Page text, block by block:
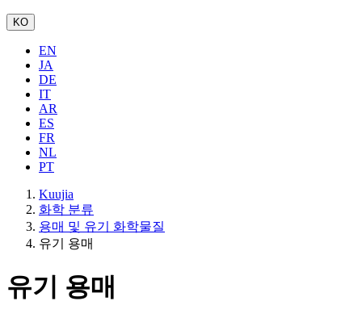
KO
EN
JA
DE
IT
AR
ES
FR
NL
PT
Kuujia
화학 분류
용매 및 유기 화학물질
유기 용매
유기 용매